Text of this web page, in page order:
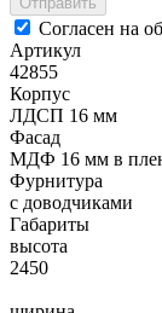
Согласен на
Артикул
42855
Корпус
ЛДСП 16 мм
Фасад
МДФ 16 мм в
Фурнитура
с доводчиками
Габариты
высота
2450